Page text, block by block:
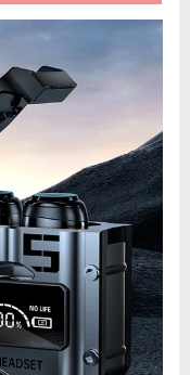
헤
드
폰
어
폰